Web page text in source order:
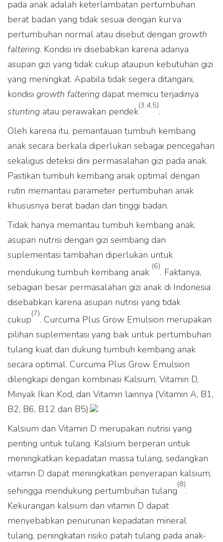
pada anak adalah keterlambatan pertumbuhan
berat badan yang tidak sesuai dengan kurva
pertumbuhan normal atau disebut dengan growth
faltering. Kondisi ini disebabkan karena adanya
asupan gizi yang tidak cukup ataupun kebutuhan gizi
yang meningkat. Apabila tidak segera ditangani,
kondisi growth faltering dapat memicu terjadinya
stunting atau perawakan pendek
(3,4,5)
.
Oleh karena itu, pemantauan tumbuh kembang
anak secara berkala diperlukan sebagai pencegahan
sekaligus deteksi dini permasalahan gizi pada anak.
Pastikan tumbuh kembang anak optimal dengan
rutin memantau parameter pertumbuhan anak
khususnya berat badan dan tinggi badan.
Tidak hanya memantau tumbuh kembang anak,
asupan nutrisi dengan gizi seimbang dan
suplementasi tambahan diperlukan untuk
mendukung tumbuh kembang anak
(6)
. Faktanya,
sebagian besar permasalahan gizi anak di Indonesia
disebabkan karena asupan nutrisi yang tidak
cukup
(7)
. Curcuma Plus Grow Emulsion merupakan
pilihan suplementasi yang baik untuk pertumbuhan
tulang kuat dan dukung tumbuh kembang anak
secara optimal. Curcuma Plus Grow Emulsion
dilengkapi dengan kombinasi Kalsium, Vitamin D,
Minyak Ikan Kod, dan Vitamin lainnya (Vitamin A, B1,
B2, B6, B12 dan B5).
Kalsium dan Vitamin D merupakan nutrisi yang
penting untuk tulang. Kalsium berperan untuk
meningkatkan kepadatan massa tulang, sedangkan
vitamin D dapat meningkatkan penyerapan kalsium,
sehingga mendukung pertumbuhan tulang
(8)
.
Kekurangan kalsium dan vitamin D dapat
menyebabkan penurunan kepadatan mineral
tulang, peningkatan risiko patah tulang pada anak-